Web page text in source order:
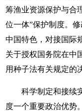
筹渔业资源保护与合
位一体”保护制度。
中国特色，对接国际
关于授权国务院在中
用种子法有关规定的
科学制定和接续
度一个重要政治优势